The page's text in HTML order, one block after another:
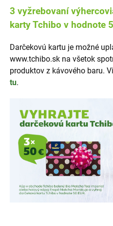
3 vyžrebovaní
karty Tchibo v hodnote
Darčekovú kartu je možné
www.tchibo.sk na všetok
produktov z kávového baru.
tu.